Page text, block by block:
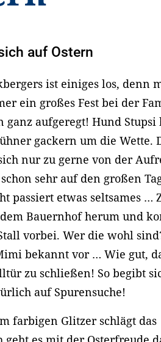
auf Ostern
ist einiges los, denn
ein großes Fest bei der
ganz aufgeregt! Hund Stupsi
gackern um die Wette.
nur zu gerne von der
sehr auf den großen
passiert etwas seltsames …
Bauernhof herum und
vorbei. Wer die wohl
bekannt vor … Wie gut,
zu schließen! So begibt
auf Spurensuche!
farbigen Glitzer schlägt das